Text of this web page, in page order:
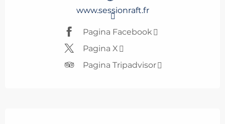
www.sessionraft.fr
Pagina Facebook
Pagina X
Pagina Tripadvisor